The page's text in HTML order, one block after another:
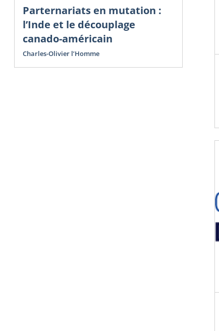
Parternariats en mutation :
l’Inde et le découplage
canado-américain
Charles-Olivier l’Homme